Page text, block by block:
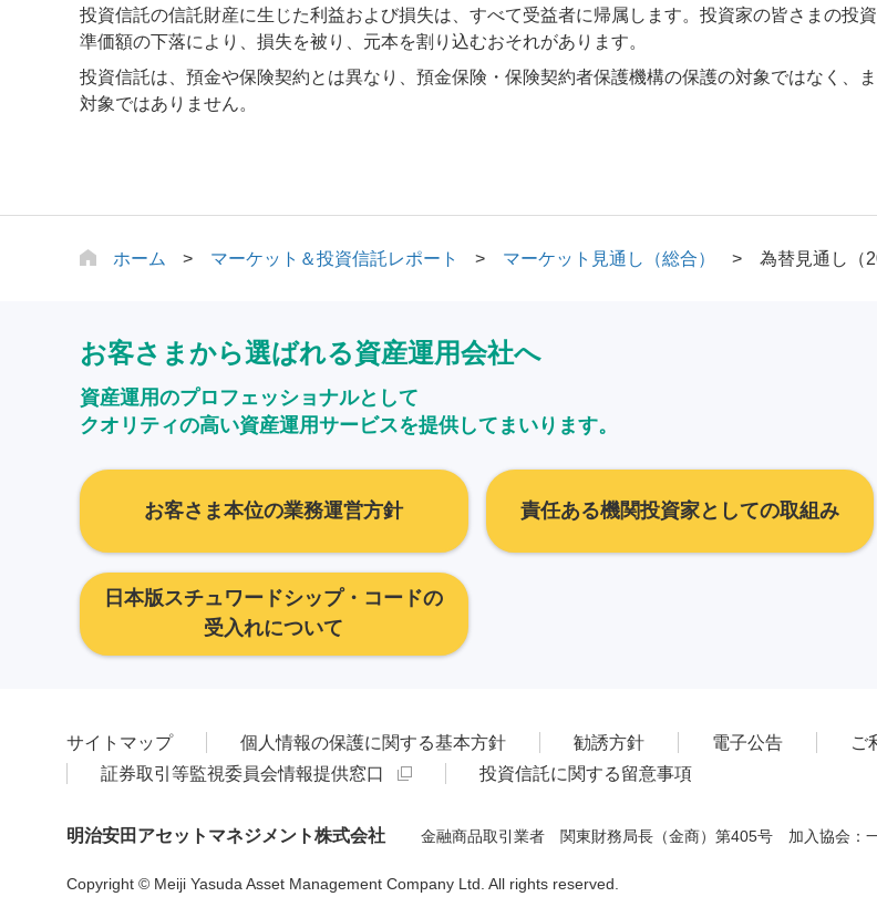
投資信託の信託財産に生じた利益および損失は、すべて受益者に帰属します。投資家の皆さまの投
準価額の下落により、損失を被り、元本を割り込むおそれがあります。
投資信託は、預金や保険契約とは異なり、預金保険・保険契約者保護機構の保護の対象ではなく、
対象ではありません。
ホーム マーケット＆投資信託レポート マーケット見通し（総合） 為替見通し（
お客さまから選ばれる資産運用会社へ
資産運用のプロフェッショナルとして
クオリティの高い資産運用サービスを提供してまいります。
お客さま本位の業務運営方針 責任ある機関投資家としての取組み
日本版スチュワードシップ・コードの
受入れについて
サイトマップ 個人情報の保護に関する基本方針 勧誘方針 電子公告 ご
証券取引等監視委員会情報提供窓口
投資信託に関する留意事項
明治安田アセットマネジメント株式会社 金融商品取引業者 関東財務局長（金商）第405号 加入協会：
Copyright © Meiji Yasuda Asset Management Company Ltd. All rights reserved.